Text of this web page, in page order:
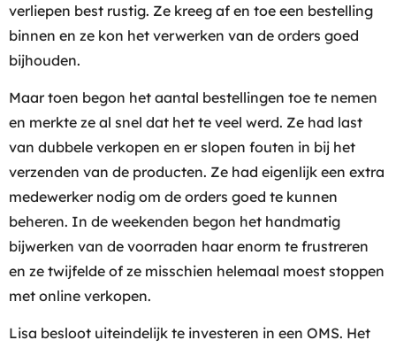
verliepen best rustig. Ze kreeg af en toe een bestelling
binnen en ze kon het verwerken van de orders goed
bijhouden.
Maar toen begon het aantal bestellingen toe te nemen
en merkte ze al snel dat het te veel werd. Ze had last
van dubbele verkopen en er slopen fouten in bij het
verzenden van de producten. Ze had eigenlijk een extra
medewerker nodig om de orders goed te kunnen
beheren. In de weekenden begon het handmatig
bijwerken van de voorraden haar enorm te frustreren
en ze twijfelde of ze misschien helemaal moest stoppen
met online verkopen.
Lisa besloot uiteindelijk te investeren in een OMS. Het